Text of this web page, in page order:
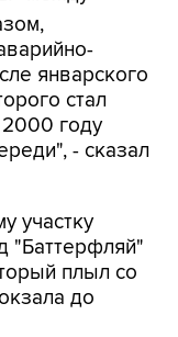
январского
стал
году
- сказал
участку
"Баттерфляй"
плыл со
до